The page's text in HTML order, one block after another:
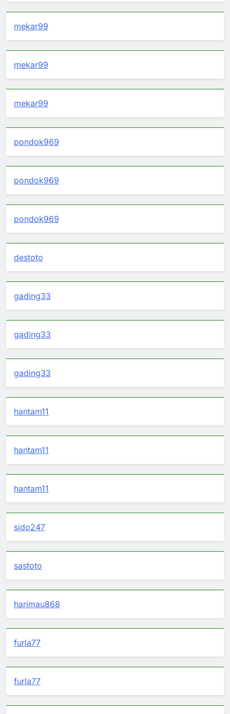
mekar99
mekar99
mekar99
pondok969
pondok969
pondok969
destoto
gading33
gading33
gading33
hantam11
hantam11
hantam11
sido247
sastoto
harimau868
furla77
furla77